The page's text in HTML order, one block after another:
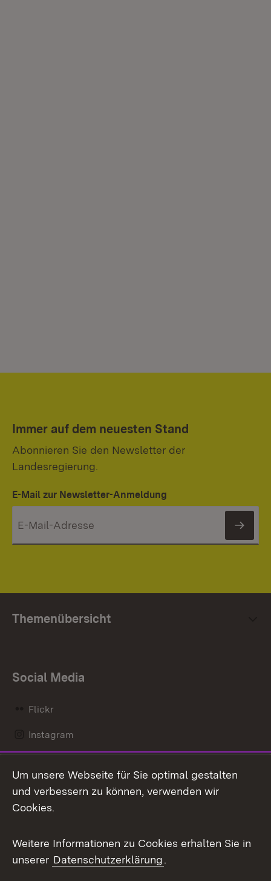
Immer auf dem neuesten Stand
Abonnieren Sie den Newsletter der
Landesregierung.
E-Mail zur Newsletter-Anmeldung
Themenübersicht
Social Media
Flickr
Instagram
Mastodon
Messenger
Social Wall
X / Twitter
Um unsere Webseite für Sie optimal gestalten
und verbessern zu können, verwenden wir
Cookies.
Weitere Informationen zu Cookies erhalten Sie in
unserer Datenschutzerklärung.